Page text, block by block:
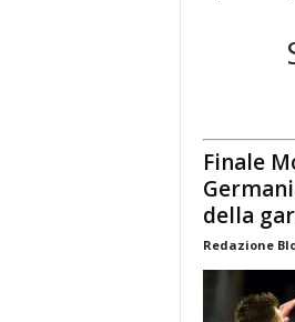
Finale
della
Redazione